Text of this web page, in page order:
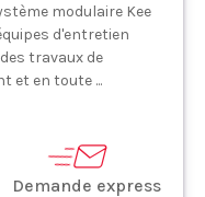
modulaire Kee
d'entretien
travaux de
et en toute ...
Demande express